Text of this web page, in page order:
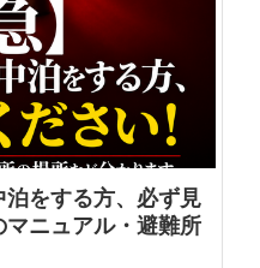
をする方、必ず見
ニュアル・避難所